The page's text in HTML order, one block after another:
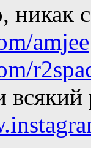
никак
amjee